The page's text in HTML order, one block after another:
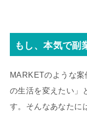
もし、本気で副
MARKETのような
の生活を変えたい」
す。そんなあなたに